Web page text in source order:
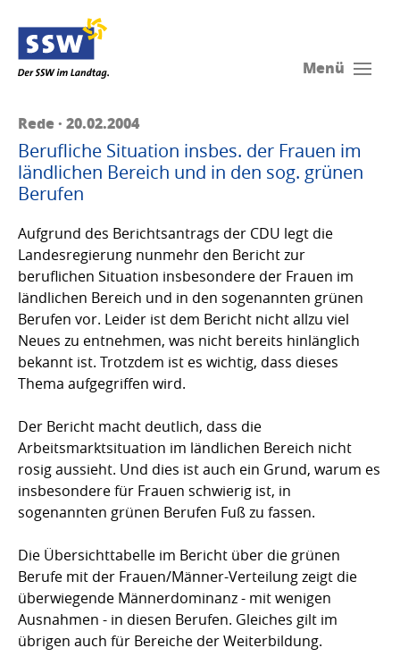
Menü
Rede · 20.02.2004
Berufliche Situation insbes. der Frauen im
ländlichen Bereich und in den sog. grünen
Berufen
Aufgrund des Berichtsantrags der CDU legt die
Landesregierung nunmehr den Bericht zur
beruflichen Situation insbesondere der Frauen im
ländlichen Bereich und in den sogenannten grünen
Berufen vor. Leider ist dem Bericht nicht allzu viel
Neues zu entnehmen, was nicht bereits hinlänglich
bekannt ist. Trotzdem ist es wichtig, dass dieses
Thema aufgegriffen wird.
Der Bericht macht deutlich, dass die
Arbeitsmarktsituation im ländlichen Bereich nicht
rosig aussieht. Und dies ist auch ein Grund, warum es
insbesondere für Frauen schwierig ist, in
sogenannten grünen Berufen Fuß zu fassen.
Die Übersichttabelle im Bericht über die grünen
Berufe mit der Frauen/Männer-Verteilung zeigt die
überwiegende Männerdominanz - mit wenigen
Ausnahmen - in diesen Berufen. Gleiches gilt im
übrigen auch für Bereiche der Weiterbildung.